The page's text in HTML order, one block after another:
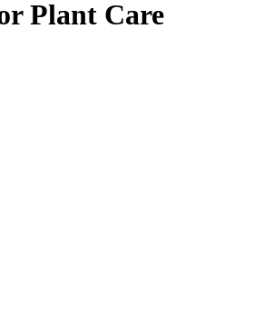
Plant Care